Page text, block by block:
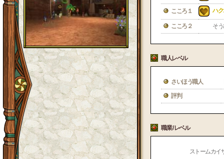
こころ１ ハ
こころ２ そ
職人レベル
さいほう職人
評判
職業 / レベル
ストームカイ